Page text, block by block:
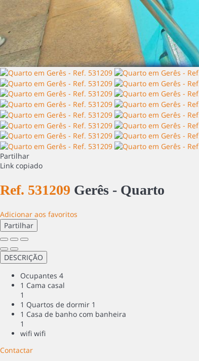
Partilhar
Link copiado
Ref. 531209 Gerês - Quarto
Adicionar aos favoritos
Partilhar
DESCRIÇÃO
Ocupantes 4
1 Cama casal
1
1 Quartos de dormir 1
1 Casa de banho com banheira
1
wifi wifi
Contactar